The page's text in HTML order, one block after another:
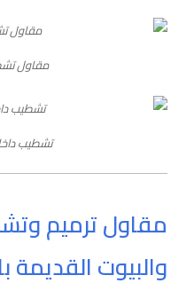
مقاول
تشطيب
مقاول ترميم
والبيوت القديمة